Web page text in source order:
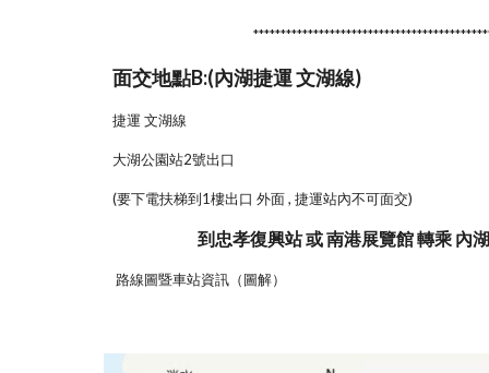
面交地點B:(內湖捷運 文湖線)
捷運 文湖線
大湖公園站2號出口
(要下電扶梯到1樓出口 外面 , 捷運站內不可面交)
到忠孝復興站 或 南港展覽館 轉乘 內
路線圖暨車站資訊（圖解）